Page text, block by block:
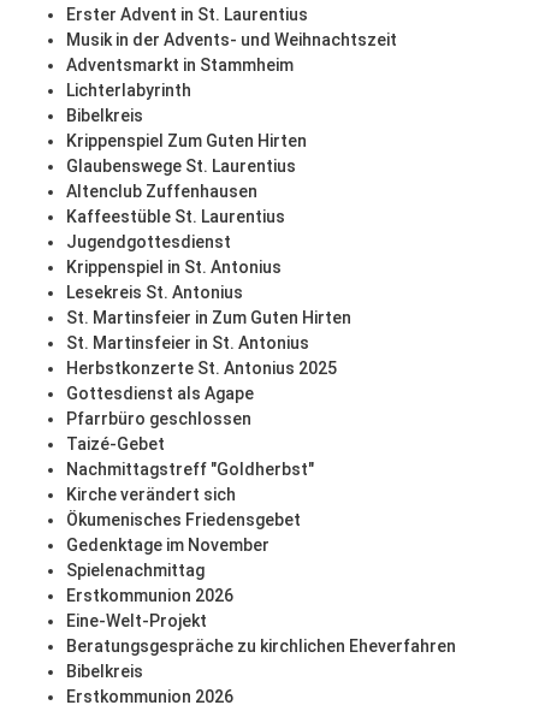
Erster Advent in St. Laurentius
Musik in der Advents- und Weihnachtszeit
Adventsmarkt in Stammheim
Lichterlabyrinth
Bibelkreis
Krippenspiel Zum Guten Hirten
Glaubenswege St. Laurentius
Altenclub Zuffenhausen
Kaffeestüble St. Laurentius
Jugendgottesdienst
Krippenspiel in St. Antonius
Lesekreis St. Antonius
St. Martinsfeier in Zum Guten Hirten
St. Martinsfeier in St. Antonius
Herbstkonzerte St. Antonius 2025
Gottesdienst als Agape
Pfarrbüro geschlossen
Taizé-Gebet
Nachmittagstreff "Goldherbst"
Kirche verändert sich
Ökumenisches Friedensgebet
Gedenktage im November
Spielenachmittag
Erstkommunion 2026
Eine-Welt-Projekt
Beratungsgespräche zu kirchlichen Eheverfahren
Bibelkreis
Erstkommunion 2026